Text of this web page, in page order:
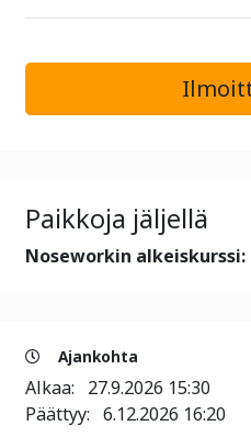
Paikkoja jäljellä
Noseworkin alkeiskurssi:
Ajankohta
Alkaa: 27.9.2026 15:30
Päättyy: 6.12.2026 16:20